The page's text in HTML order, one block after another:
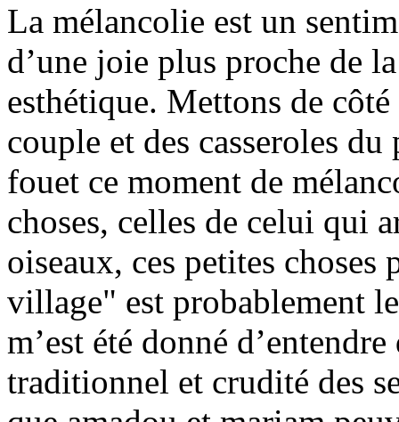
La mélancolie est un
d’une joie plus proche de
esthétique. Mettons de
couple et des casseroles
fouet ce moment de
choses, celles de celui qui
oiseaux, ces petites
village" est probablement
m’est été donné
traditionnel et crudité des